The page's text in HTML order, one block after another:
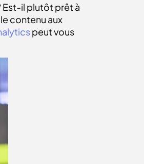
Est-il plutôt prêt à
contenu aux
peut vous